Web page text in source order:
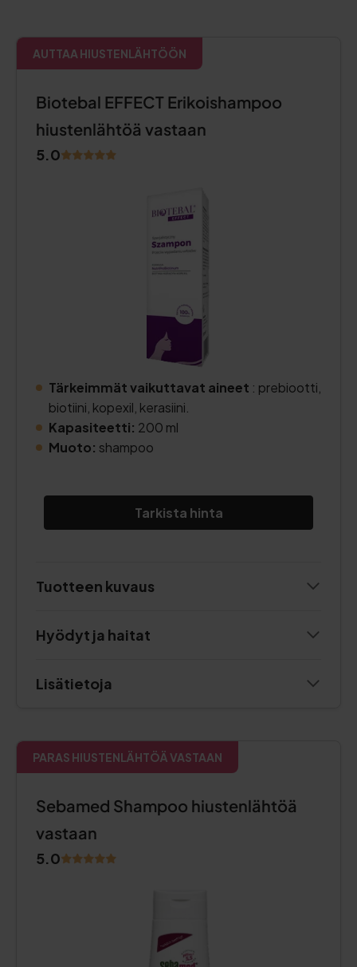
AUTTAA HIUSTENLÄHTÖÖN
Biotebal EFFECT Erikoishampoo
hiustenlähtöä vastaan
5.0
Tärkeimmät vaikuttavat aineet : prebiootti,
biotiini, kopexil, kerasiini.
Kapasiteetti: 200 ml
Muoto: shampoo
Tarkista hinta
Tuotteen kuvaus
Hyödyt ja haitat
Lisätietoja
PARAS HIUSTENLÄHTÖÄ VASTAAN
Sebamed Shampoo hiustenlähtöä
vastaan
5.0